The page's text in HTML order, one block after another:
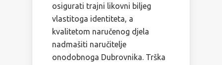
osigurati trajni likovni biljeg
vlastitoga identiteta, a
kvalitetom naručenog djela
nadmašiti naručitelje
onodobnoga Dubrovnika. Trška